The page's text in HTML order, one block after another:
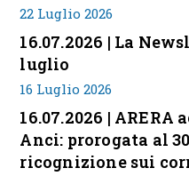
22 Luglio 2026
16.07.2026 | La
luglio
16 Luglio 2026
16.07.2026 |
Anci: prorogata al
ricognizione sui